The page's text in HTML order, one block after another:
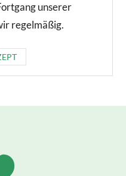
unserer
regelmäßig.